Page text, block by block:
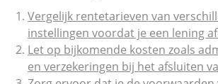
Vergelijk rentetarieven van
instellingen voordat je een lening
Let op bijkomende kosten zoals
en verzekeringen bij het afsluiten